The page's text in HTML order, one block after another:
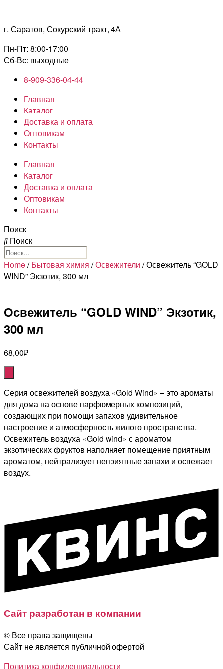
содержимому
г. Саратов, Сокурский тракт, 4А
Пн-Пт: 8:00-17:00
Сб-Вс: выходные
8-909-336-04-44
Главная
Каталог
Доставка и оплата
Оптовикам
Контакты
Главная
Каталог
Доставка и оплата
Оптовикам
Контакты
Поиск
Поиск
Home/Бытовая химия /Освежители / Освежитель “GOLD
WIND” Экзотик, 300 мл
Освежитель “GOLD WIND” Экзотик,
300 мл
68,00₽
Серия освежителей воздуха «Gold Wind» – это ароматы
для дома на основе парфюмерных композиций,
создающих при помощи запахов удивительное
настроение и атмосферность жилого пространства.
Освежитель воздуха «Gold wind» с ароматом
экзотических фруктов наполняет помещение приятным
ароматом, нейтрализует неприятные запахи и освежает
воздух.
Сайт разработан в компании
© Все права защищены
Сайт не является публичной офертой
Политика конфиденциальности